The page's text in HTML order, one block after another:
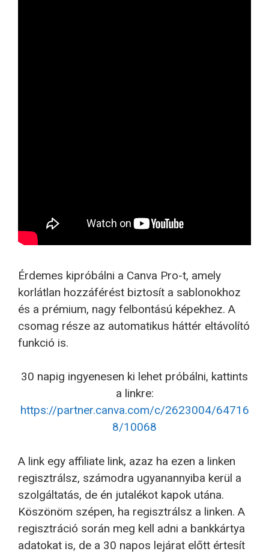
Érdemes kipróbálni a Canva Pro-t, amely
korlátlan hozzáférést biztosít a sablonokhoz
és a prémium, nagy felbontású képekhez. A
csomag része az automatikus háttér eltávolító
funkció is.
30 napig ingyenesen ki lehet próbálni, kattints
a linkre:
https://partner.canva.com/c/2623004/64716
8/10068
A link egy affiliate link, azaz ha ezen a linken
regisztrálsz, számodra ugyanannyiba kerül a
szolgáltatás, de én jutalékot kapok utána.
Köszönöm szépen, ha regisztrálsz a linken. A
regisztráció során meg kell adni a bankkártya
adatokat is, de a 30 napos lejárat előtt értesít